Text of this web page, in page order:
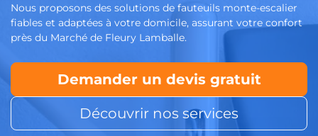
Nous proposons des solutions de fauteuils monte-escalier
fiables et adaptées à votre domicile, assurant votre confort
près du Marché de Fleury Lamballe.
Demander un devis gratuit
Découvrir nos services